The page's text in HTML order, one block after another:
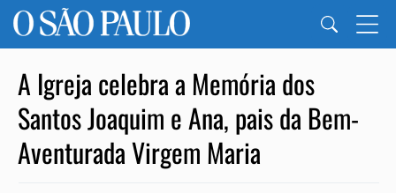
A Igreja celebra a Memória dos
Santos Joaquim e Ana, pais da Bem-
Aventurada Virgem Maria